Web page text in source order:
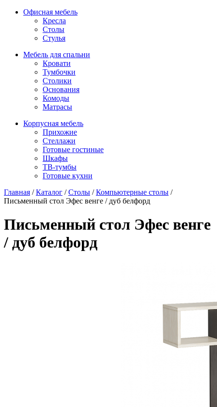
Офисная мебель
Кресла
Столы
Стулья
Мебель для спальни
Кровати
Тумбочки
Столики
Основания
Комоды
Матрасы
Корпусная мебель
Прихожие
Стеллажи
Готовые гостиные
Шкафы
ТВ-тумбы
Готовые кухни
Главная /Каталог /Столы /Компьютерные столы /
Письменный стол Эфес венге / дуб белфорд
Письменный стол Эфес венге
/ дуб белфорд